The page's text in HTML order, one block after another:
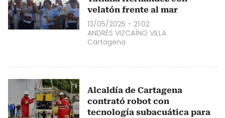
velatón frente al mar
13/05/2025 - 21:02
ANDRÉS VIZCAÍNO VILLA
Cartagena
Alcaldía de Cartagena
contrató robot con
tecnología subacuática para